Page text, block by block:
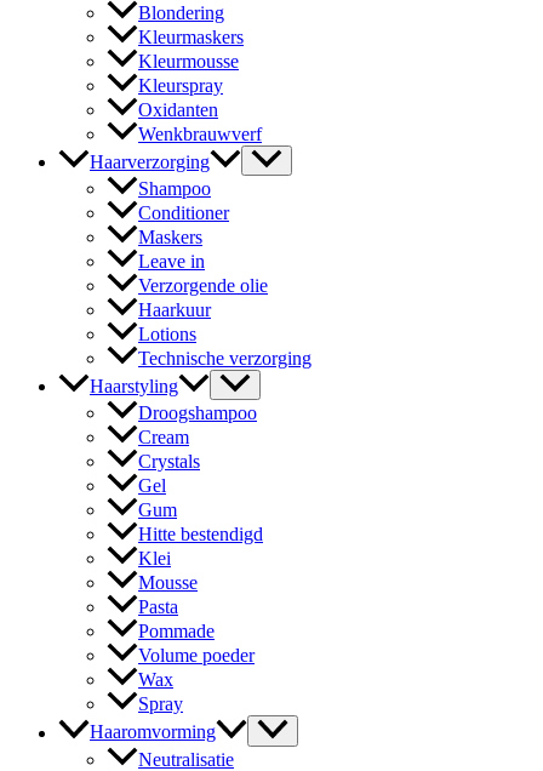
Blondering
Kleurmaskers
Kleurmousse
Kleurspray
Oxidanten
Wenkbrauwverf
Haarverzorging
Shampoo
Conditioner
Maskers
Leave in
Verzorgende olie
Haarkuur
Lotions
Technische verzorging
Haarstyling
Droogshampoo
Cream
Crystals
Gel
Gum
Hitte bestendigd
Klei
Mousse
Pasta
Pommade
Volume poeder
Wax
Spray
Haaromvorming
Neutralisatie